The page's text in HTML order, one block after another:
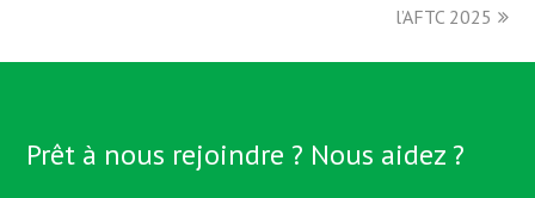
l’AFTC 2025
Prêt à nous rejoindre ? Nous aidez ?